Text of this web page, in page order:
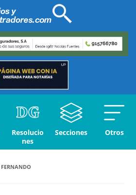
Resolucio
nes
Secciones Otros
FERNANDO